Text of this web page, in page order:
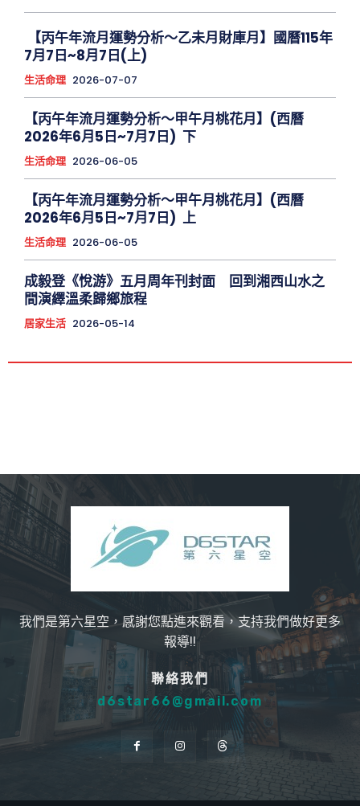
【丙午年流月運勢分析～乙未月財庫月】國曆115年
7月7日~8月7日(上)
生活命理 2026-07-07
【丙午年流月運勢分析～甲午月桃花月】(西曆
2026年6月5日~7月7日) 下
生活命理 2026-06-05
【丙午年流月運勢分析～甲午月桃花月】(西曆
2026年6月5日~7月7日) 上
生活命理 2026-06-05
成毅登《悅游》五月周年刊封面 回到湘西山水之
間演繹溫柔歸鄉旅程
居家生活 2026-05-14
我們是第六星空，感謝您點進來觀看，支持我們做好更多
報導!!
聯絡我們
d6star66@gmail.com